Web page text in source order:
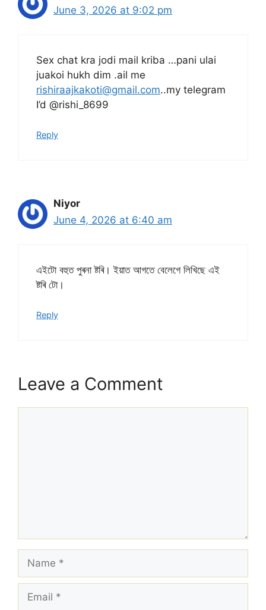
June 3, 2026 at 9:02 pm
Sex chat kra jodi mail kriba …pani ulai
juakoi hukh dim .ail me
rishiraajkakoti@gmail.com..my telegram
I’d @rishi_8699
Reply
Niyor
June 4, 2026 at 6:40 am
এইটো বহুত পুৰনা ষ্টৰি। ইয়াত আগতে বেলেগে লিখিছে এই
ষ্টৰি টো।
Reply
Leave a Comment